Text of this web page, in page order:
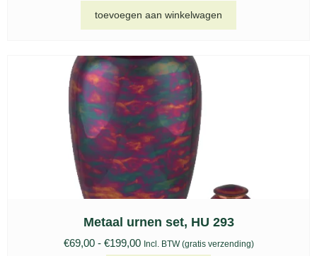
toevoegen aan winkelwagen
Metaal urnen set, HU 293
€69,00 - €199,00 Incl. BTW (gratis verzending)